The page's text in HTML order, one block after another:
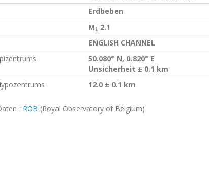
Erdbeben
ML 2.1
ENGLISH CHANNEL
50.080° N, 0.820° E
Unsicherheit ± 0.1 km
12.0 ± 0.1 km
: ROB (Royal Observatory of Belgium)